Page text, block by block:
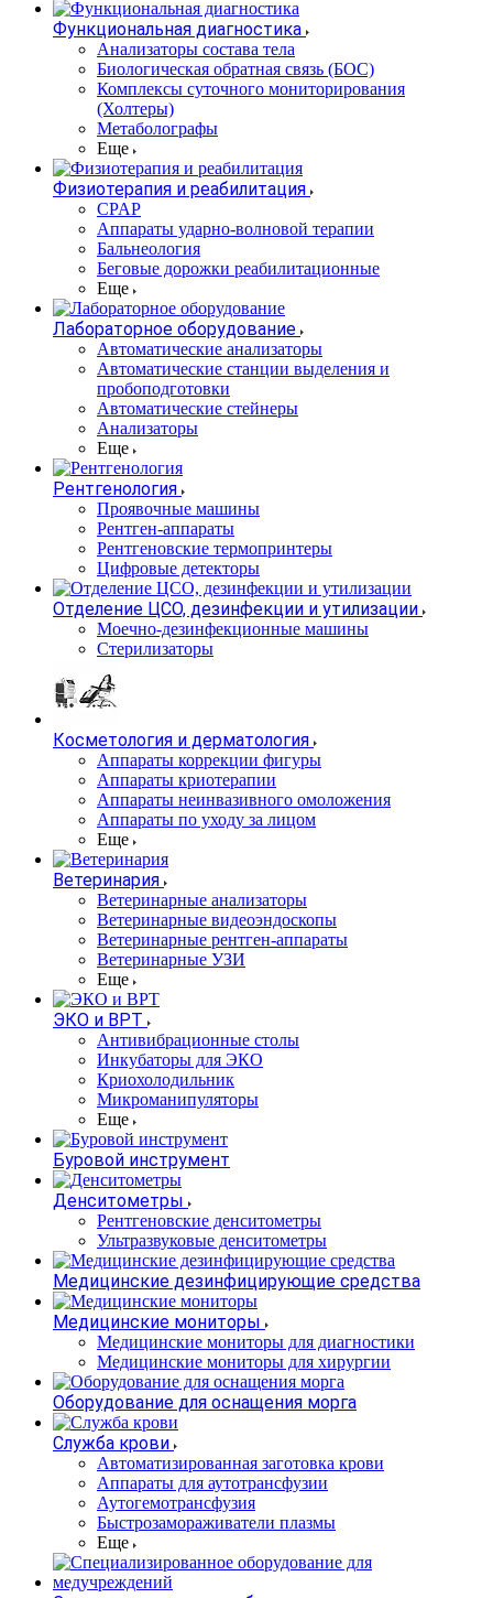
Функциональная диагностика
Анализаторы состава тела
Биологическая обратная связь (БОС)
Комплексы суточного мониторирования
(Холтеры)
Метаболографы
Еще
Физиотерапия и реабилитация
CPAP
Аппараты ударно-волновой терапии
Бальнеология
Беговые дорожки реабилитационные
Еще
Лабораторное оборудование
Автоматические анализаторы
Автоматические станции выделения и
пробоподготовки
Автоматические стейнеры
Анализаторы
Еще
Рентгенология
Проявочные машины
Рентген-аппараты
Рентгеновские термопринтеры
Цифровые детекторы
Отделение ЦСО, дезинфекции и утилизации
Моечно-дезинфекционные машины
Стерилизаторы
Косметология и дерматология
Аппараты коррекции фигуры
Аппараты криотерапии
Аппараты неинвазивного омоложения
Аппараты по уходу за лицом
Еще
Ветеринария
Ветеринарные анализаторы
Ветеринарные видеоэндоскопы
Ветеринарные рентген-аппараты
Ветеринарные УЗИ
Еще
ЭКО и ВРТ
Антивибрационные столы
Инкубаторы для ЭКО
Криохолодильник
Микроманипуляторы
Еще
Буровой инструмент
Денситометры
Рентгеновские денситометры
Ультразвуковые денситометры
Медицинские дезинфицирующие средства
Медицинские мониторы
Медицинские мониторы для диагностики
Медицинские мониторы для хирургии
Оборудование для оснащения морга
Служба крови
Автоматизированная заготовка крови
Аппараты для аутотрансфузии
Аутогемотрансфузия
Быстрозамораживатели плазмы
Еще